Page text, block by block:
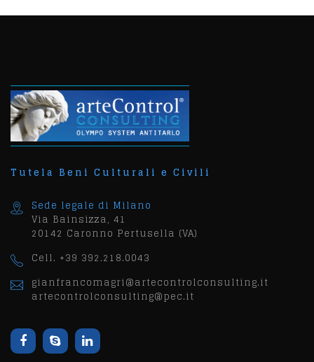
Tutela Beni Culturali e Civili
Sede legale di Milano
Via Bainsizza, 41
20142 Caronno Pertusella (VA)
Cell. +39 392.218.0043
gianfrancomagri@artecontrolconsulting.it
artecontrolconsulting@pec.it